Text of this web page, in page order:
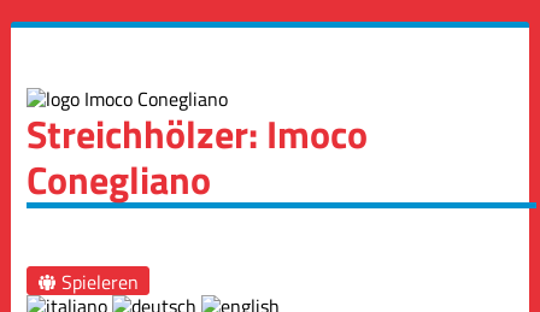
Streichhölzer: Imoco
Conegliano
Spieleren